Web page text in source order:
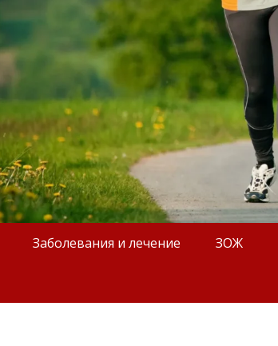
Заболевания и лечение ЗОЖ